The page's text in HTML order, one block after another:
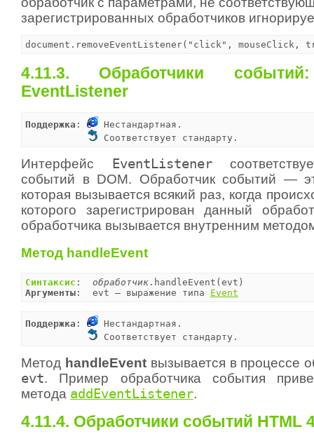
зарегистрированных обработчиков
document.removeEventListener("click", mouseClick,
4.11.3. Обработчики
EventListener
Поддержка :
Нестандартная.
Соответствует стандарту.
Интерфейс EventListener
событий в DOM. Обработчик событий —
которая вызывается всякий раз, когда
которого зарегистрирован данный
обработчика вызывается внутренним
Метод handleEvent
Синтаксис : обработчик
Аргументы :  evt — выражение типа Event
Поддержка :
Нестандартная.
Соответствует стандарту.
Метод handleEventвызывается в процессе
evt. Пример обработчика события
метода addEventListener.
4.11.4. Обработчики событий HTML